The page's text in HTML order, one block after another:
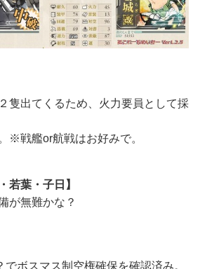
隻出てくるため、火力要員として採
※戦艦or航戦はお好みで。
若葉・子日】
が無難かな？
でボスマス制空権確保を確認済み。